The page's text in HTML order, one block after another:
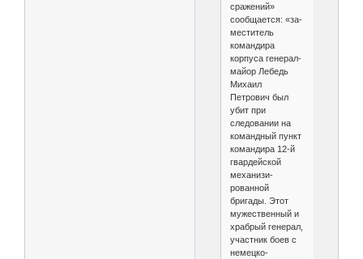
сражений»
сообщается: «за­
меститель
командира
корпуса генерал-
майор Лебедь
Михаил
Петрович был
убит при
следовании на
командный пункт
командира 12-й
гвардейской
механизи­
рованной
бригады. Этот
мужественный и
храбрый генерал,
участник боев с
немец­ко-